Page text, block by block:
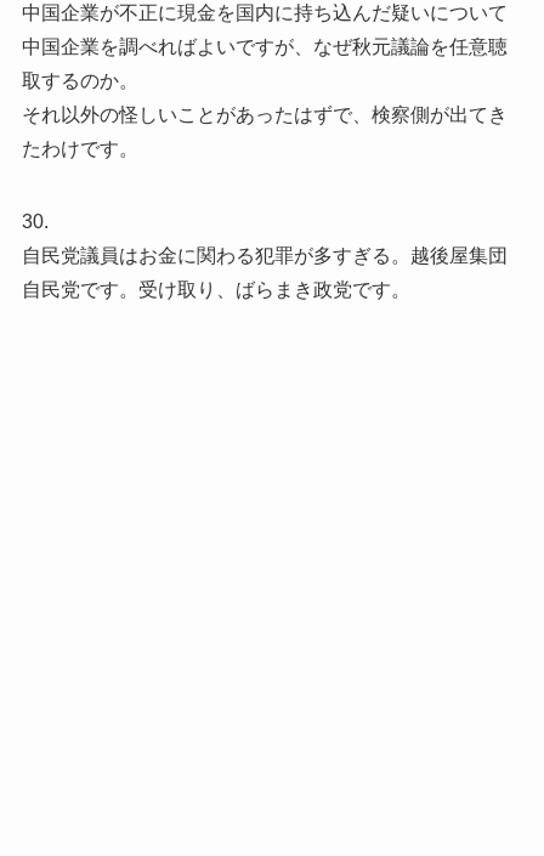
中国企業が不正に現金を国内に持ち込んだ疑いについて
中国企業を調べればよいですが、なぜ秋元議論を任意聴
取するのか。
それ以外の怪しいことがあったはずで、検察側が出てき
たわけです。
30.
自民党議員はお金に関わる犯罪が多すぎる。越後屋集団
自民党です。受け取り、ばらまき政党です。